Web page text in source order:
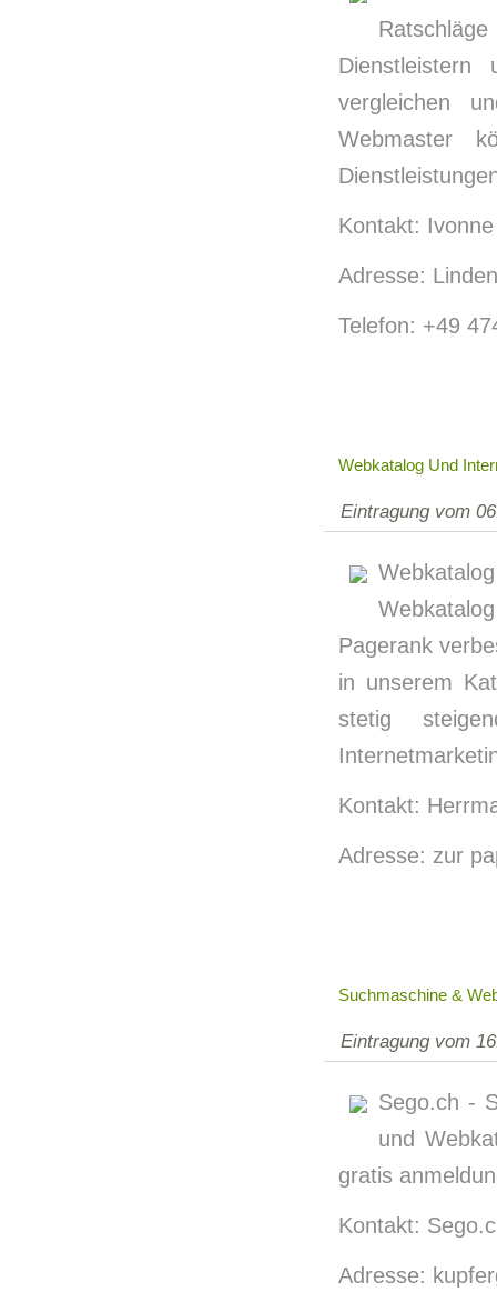
vergleichen
Webmaster
Kontakt:
Adresse:
Telefon: +49
Webkatalog Und
Eintragung vom
Pagerank
in unserem
stetig
Kontakt:
Adresse: zur
Suchmaschine &
Eintragung vom
Sego.ch -
und
gratis
Kontakt:
Adresse: